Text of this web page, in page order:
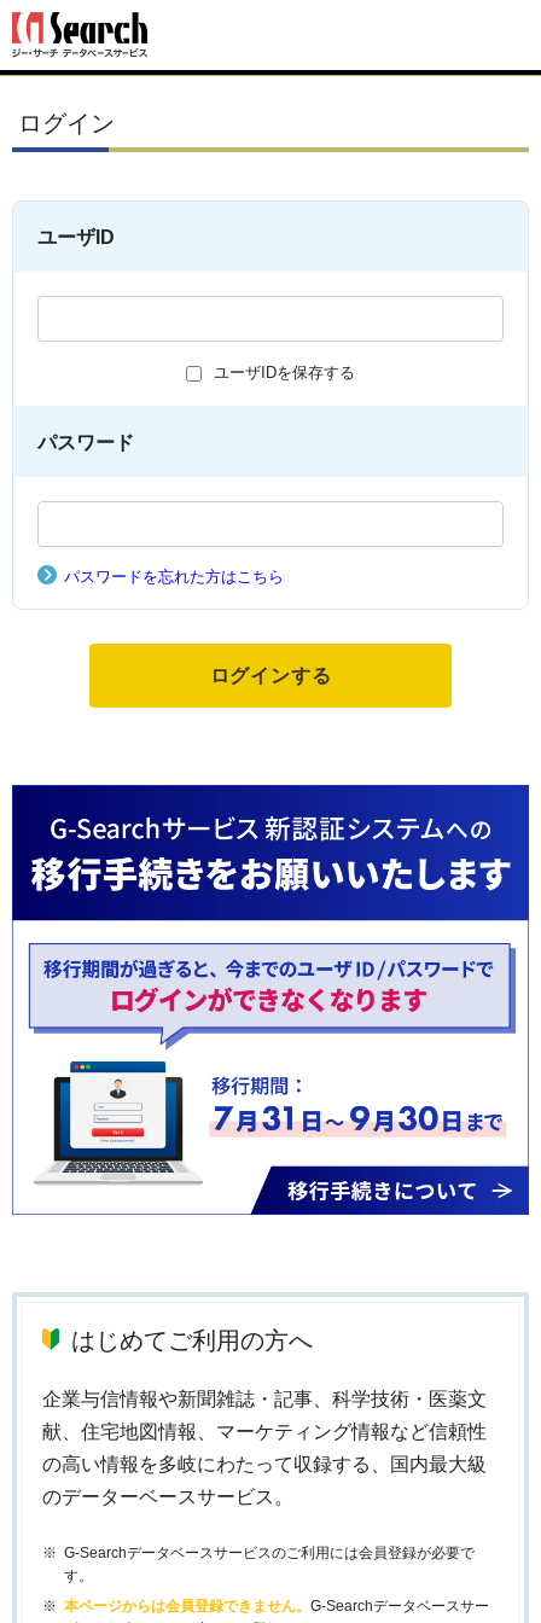
ログイン
ユーザID
ユーザIDを保存する
パスワード
パスワードを忘れた方はこちら
はじめてご利用の方へ
企業与信情報や新聞雑誌・記事、科学技術・医薬文
献、住宅地図情報、マーケティング情報など信頼性
の高い情報を多岐にわたって収録する、国内最大級
のデーターベースサービス。
G-Searchデータベースサービスのご利用には会員登録が必要で
す。
本ページからは会員登録できません。 G-Searchデータベースサー